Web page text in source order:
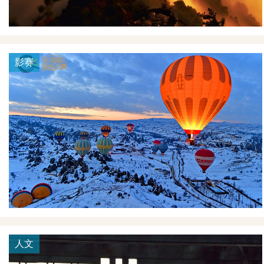
影赛
人文